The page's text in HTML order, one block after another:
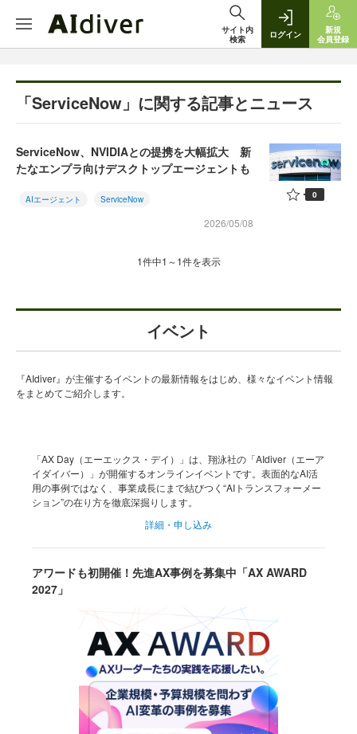
サイト内
検索
ログイン
新規
会員登録
「ServiceNow」に関する記事とニュース
ServiceNow、NVIDIAとの提携を大幅拡大 新
たなエンプラ向けデスクトップエージェントも
AIエージェント ServiceNow
2026/05/08
0
1件中1～1件を表示
イベント
『AIdiver』が主催するイベントの最新情報をはじめ、様々なイベント情報
をまとめてご紹介します。
「AX Day（エーエックス・デイ）」は、翔泳社の「AIdiver（エーア
イダイバー）」が開催するオンラインイベントです。表面的なAI活
用の事例ではなく、事業成長にまで結びつく“AIトランスフォーメー
ション”の在り方を徹底深掘りします。
詳細・申し込み
アワードも初開催！先進AX事例を募集中「AX AWARD
2027」